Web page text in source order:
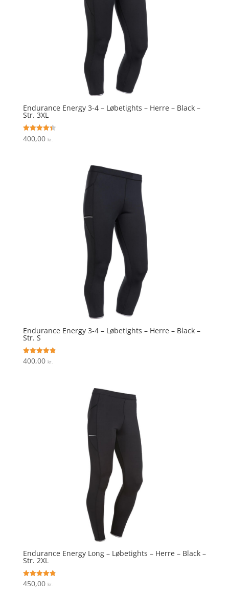
Endurance Energy 3-4 – Løbetights – Herre – Black –
Str. 3XL
Vurderet
4.4
400,00 kr.
Endurance Energy 3-4 – Løbetights – Herre – Black –
Str. S
Vurderet
4.9
400,00 kr.
Endurance Energy Long – Løbetights – Herre – Black –
Str. 2XL
Vurderet
4.8
450,00 kr.